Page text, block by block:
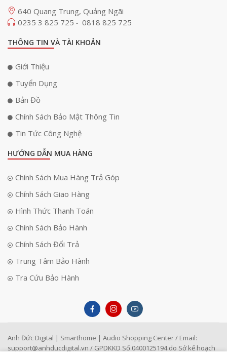
xử lý âm thanh trong các buổi livestream. Mixer này được
thiết kế với các tính năng linh hoạt và tiện lợi như kênh
micro và line-in, giúp bạn dễ dàng kết nối các thiết bị âm
điều chỉnh âm lượng, hiệu ứng âm thanh tích hợp và kết
nối USB dễ dàng, AG03MK2 đảm bảo mang lại âm thanh
chất lượng cao cho buổi phát sóng trực tuyến của bạn,
giúp bạn dễ dàng điều khiển âm lượng và hiệu ứng âm
thanh trực tiếp.
Micro Condenser Yamaha YCM01 - Thu âm chính xác và
Yamaha YCM01 là micro condenser lý tưởng cho việc thu
âm giọng nói hoặc nhạc cụ trong các buổi livestream. Với
640 Quang Trung, Quảng Ngãi
0235 3 825 725 - 0818 825 725
THÔNG TIN VÀ TÀI KHOẢN
Giới Thiệu
Tuyển Dụng
Bản Đồ
Chính Sách Bảo Mật Thông Tin
Tin Tức Công Nghệ
HƯỚNG DẪN MUA HÀNG
Chính Sách Mua Hàng Trả Góp
Chính Sách Giao Hàng
Hình Thức Thanh Toán
Chính Sách Bảo Hành
Chính Sách Đổi Trả
Trung Tâm Bảo Hành
Tra Cứu Bảo Hành
Anh Đức Digital | Smarthome | Audio Shopping Center / Email:
support@anhducdigital.vn / GPDKKD Số 0400125194 do Sở kế hoạch